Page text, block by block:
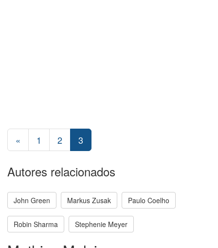
« 1 2 3
Autores relacionados
John Green Markus Zusak Paulo Coelho
Robin Sharma Stephenie Meyer